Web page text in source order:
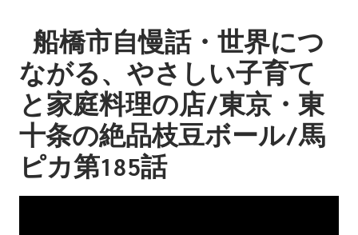
船橋市自慢話・世界につ
ながる、やさしい子育て
と家庭料理の店/東京・東
十条の絶品枝豆ボール/馬
ピカ第185話